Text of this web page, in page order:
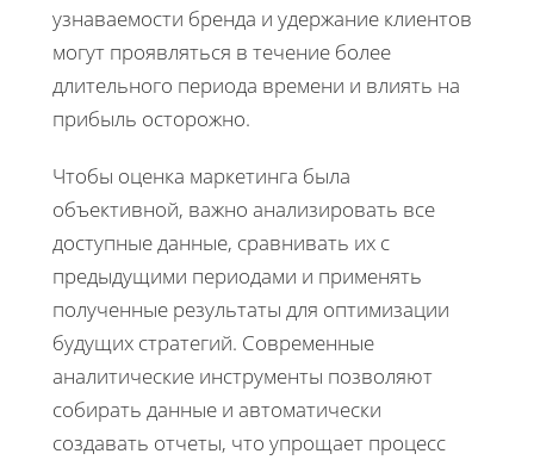
узнаваемости бренда и удержание клиентов
могут проявляться в течение более
длительного периода времени и влиять на
прибыль осторожно.
Чтобы оценка маркетинга была
объективной, важно анализировать все
доступные данные, сравнивать их с
предыдущими периодами и применять
полученные результаты для оптимизации
будущих стратегий. Современные
аналитические инструменты позволяют
собирать данные и автоматически
создавать отчеты, что упрощает процесс